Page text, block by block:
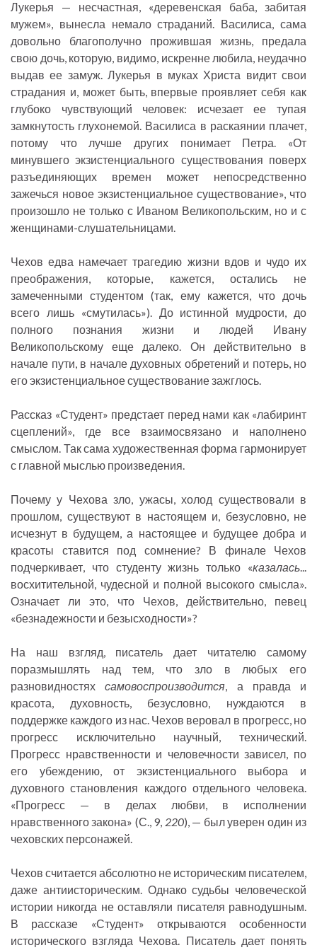
Лукерья — несчастная, «деревенская баба, забитая
мужем», вынесла немало страданий. Василиса, сама
довольно благополучно прожившая жизнь, предала
свою дочь, которую, видимо, искренне любила, неудачно
выдав ее замуж. Лукерья в муках Христа видит свои
страдания и, может быть, впервые проявляет себя как
глубоко чувствующий человек: исчезает ее тупая
замкнутость глухонемой. Василиса в раскаянии плачет,
потому что лучше других понимает Петра. «От
минувшего экзистенциального существования поверх
разъединяющих времен может непосредственно
зажечься новое экзистенциальное существование», что
произошло не только с Иваном Великопольским, но и с
женщинами-слушательницами.
Чехов едва намечает трагедию жизни вдов и чудо их
преображения, которые, кажется, остались не
замеченными студентом (так, ему кажется, что дочь
всего лишь «смутилась»). До истинной мудрости, до
полного познания жизни и людей Ивану
Великопольскому еще далеко. Он действительно в
начале пути, в начале духовных обретений и потерь, но
его экзистенциальное существование зажглось.
Рассказ «Студент» предстает перед нами как «лабиринт
сцеплений», где все взаимосвязано и наполнено
смыслом. Так сама художественная форма гармонирует
с главной мыслью произведения.
Почему у Чехова зло, ужасы, холод существовали в
прошлом, существуют в настоящем и, безусловно, не
исчезнут в будущем, а настоящее и будущее добра и
красоты ставится под сомнение? В финале Чехов
подчеркивает, что студенту жизнь только «казалась...
восхитительной, чудесной и полной высокого смысла».
Означает ли это, что Чехов, действительно, певец
«безнадежности и безысходности»?
На наш взгляд, писатель дает читателю самому
поразмышлять над тем, что зло в любых его
разновидностяхсамовоспроизводится, а правда и
красота, духовность, безусловно, нуждаются в
поддержке каждого из нас. Чехов веровал в прогресс, но
прогресс исключительно научный, технический.
Прогресс нравственности и человечности зависел, по
его убеждению, от экзистенциального выбора и
духовного становления каждого отдельного человека.
«Прогресс — в делах любви, в исполнении
нравственного закона» (С., 9, 220), — был уверен один из
чеховских персонажей.
Чехов считается абсолютно не историческим писателем,
даже антиисторическим. Однако судьбы человеческой
истории никогда не оставляли писателя равнодушным.
В рассказе «Студент» открываются особенности
исторического взгляда Чехова. Писатель дает понять